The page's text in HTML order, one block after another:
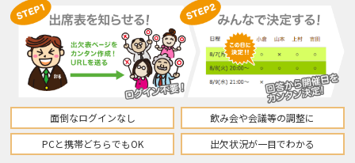
面倒なログインなし
飲み会や会議等の調整に
PCと携帯どちらでもOK
出欠状況が一目でわかる